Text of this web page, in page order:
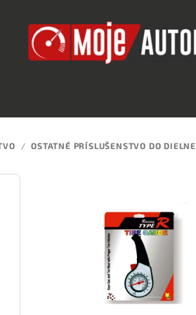
/ OSTATNÉ PRÍSLUŠENSTVO DO DIELNE